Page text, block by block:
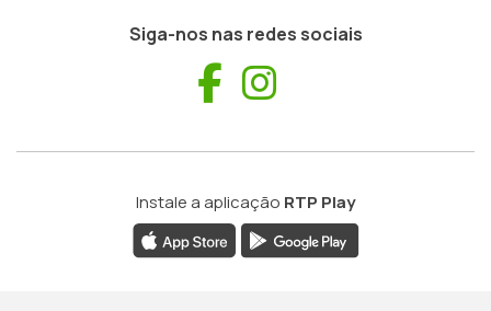
Siga-nos nas redes sociais
Facebook
Instale a aplicação RTP Play